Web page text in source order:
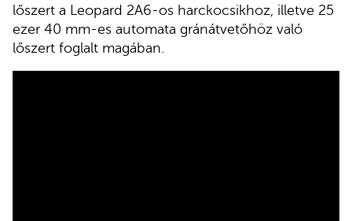
lőszert a Leopard 2A6-os harckocsikhoz, illetve 25
ezer 40 mm-es automata gránátvetőhöz való
lőszert foglalt magában.